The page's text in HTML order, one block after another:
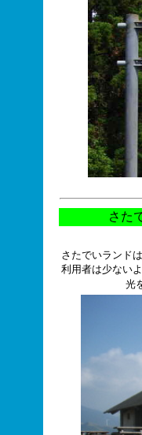
さた
さたでいランド
利用者は少ない
光